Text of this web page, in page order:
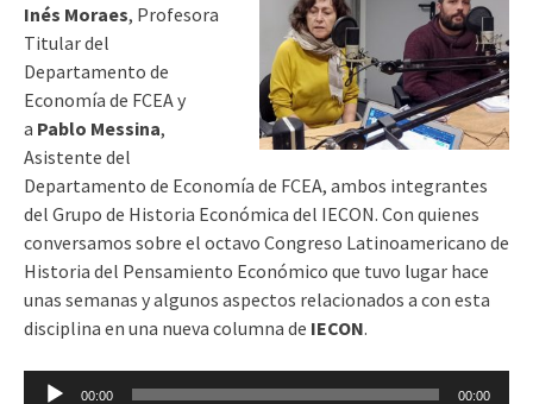
Inés Moraes, Profesora
Titular del
Departamento de
Economía de FCEA y
a Pablo Messina,
Asistente del
Departamento de Economía de FCEA, ambos integrantes
del Grupo de Historia Económica del IECON. Con quienes
conversamos sobre el octavo Congreso Latinoamericano de
Historia del Pensamiento Económico que tuvo lugar hace
unas semanas y algunos aspectos relacionados a con esta
disciplina en una nueva columna de IECON.
Reproductor
00:00 00:00